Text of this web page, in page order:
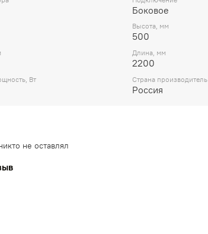
Боковое
Высота, мм
500
Длина, мм
2200
Вт Страна производитель
Россия
не оставлял